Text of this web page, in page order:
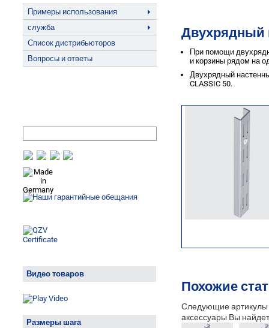
Примеры использования
служба
Список дистрибьюторов
Вопросы и ответы
Видео товаров
Размеры шага
Двухрядный
При помощи
и корзины рядом на
Двухрядный
CLASSIC 50.
Похожие
Следующие артикулы
аксессуары Вы